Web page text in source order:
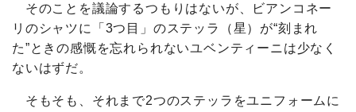
そのことを議論するつもりはないが、ビアンコネー
リのシャツに「3つ目」のステッラ（星）が“刻まれ
た”ときの感慨を忘れられないユベンティーニは少なく
ないはずだ。
そもそも、それまで2つのステッラをユニフォームに